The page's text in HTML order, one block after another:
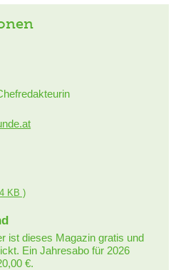
KB )
ist dieses Magazin gratis und
Ein Jahresabo für 2026
€.